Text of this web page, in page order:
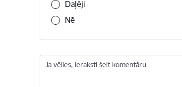
Daļēji
Nē
Ja vēlies, ieraksti šeit komentāru